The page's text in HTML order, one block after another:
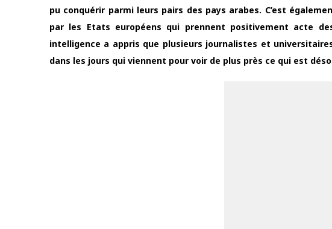
pu conquérir parmi leurs pairs des pays arabes. C’est
par les Etats européens qui prennent positivement acte
intelligence a appris que plusieurs journalistes et
dans les jours qui viennent pour voir de plus près ce qui est